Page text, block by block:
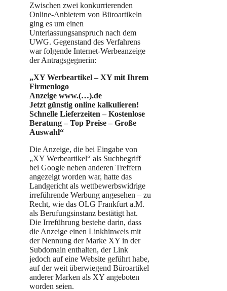
Zwischen zwei konkurrierenden
Online-Anbietern von Büroartikeln
ging es um einen
Unterlassungsanspruch nach dem
UWG. Gegenstand des Verfahrens
war folgende Internet-Werbeanzeige
der Antragsgegnerin:
„XY Werbeartikel – XY mit Ihrem
Firmenlogo
Anzeige www.(…).de
Jetzt günstig online kalkulieren!
Schnelle Lieferzeiten – Kostenlose
Beratung – Top Preise – Große
Auswahl“
Die Anzeige, die bei Eingabe von
„XY Werbeartikel“ als Suchbegriff
bei Google neben anderen Treffern
angezeigt worden war, hatte das
Landgericht als wettbewerbswidrige
irreführende Werbung angesehen – zu
Recht, wie das OLG Frankfurt a.M.
als Berufungsinstanz bestätigt hat.
Die Irreführung bestehe darin, dass
die Anzeige einen Linkhinweis mit
der Nennung der Marke XY in der
Subdomain enthalten, der Link
jedoch auf eine Website geführt habe,
auf der weit überwiegend Büroartikel
anderer Marken als XY angeboten
worden seien.